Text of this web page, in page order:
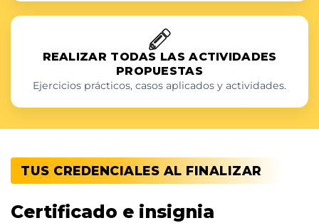
REALIZAR TODAS LAS ACTIVIDADES
PROPUESTAS
Ejercicios prácticos, casos aplicados y actividades.
TUS CREDENCIALES AL FINALIZAR
Certificado e insignia